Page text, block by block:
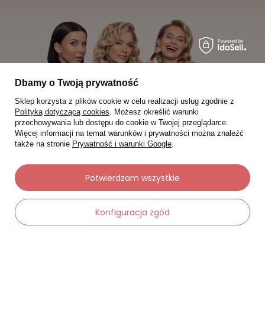
Moje zamówienia
Status zamówienia
Dbamy o Twoją prywatność
Sklep korzysta z plików cookie w celu realizacji usług zgodnie z
Polityką dotyczącą cookies. Możesz określić warunki
przechowywania lub dostępu do cookie w Twojej przeglądarce.
Więcej informacji na temat warunków i prywatności można znaleźć
także na stronie Prywatność i warunki Google.
Konfiguracja zgód
Potwierdzam wszystkie